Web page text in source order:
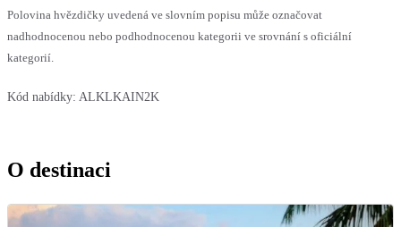
Polovina hvězdičky uvedená ve slovním popisu může označovat
nadhodnocenou nebo podhodnocenou kategorii ve srovnání s oficiální
kategorií.
Kód nabídky: ALKLKAIN2K
O destinaci